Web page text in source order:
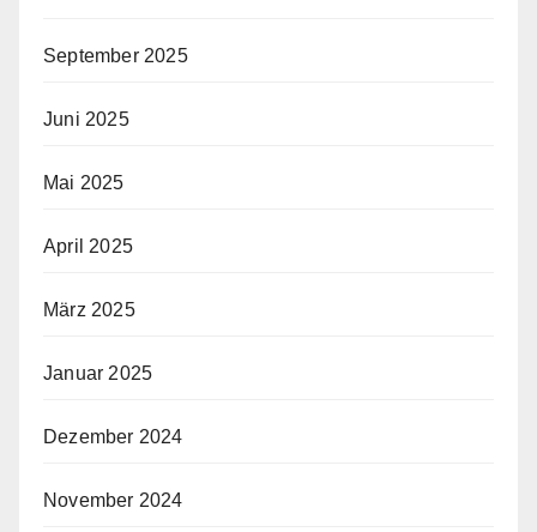
September 2025
Juni 2025
Mai 2025
April 2025
März 2025
Januar 2025
Dezember 2024
November 2024